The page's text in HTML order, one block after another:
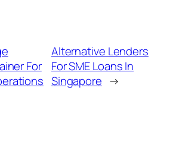
For
Alternative Lenders
For SME Loans In
Singapore →